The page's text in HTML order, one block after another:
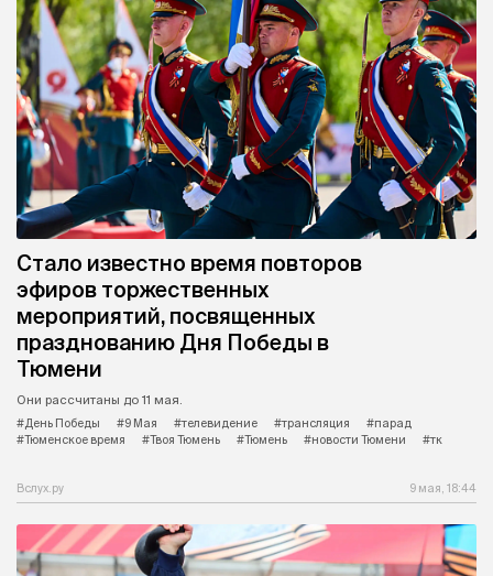
Стало известно время повторов
эфиров торжественных
мероприятий, посвященных
празднованию Дня Победы в
Тюмени
Они рассчитаны до 11 мая.
#День Победы
#9 Мая #телевидение #трансляция
#парад
#Тюменское время
#Твоя Тюмень #Тюмень #новости Тюмени #тк
Вслух.ру 9 мая, 18:44